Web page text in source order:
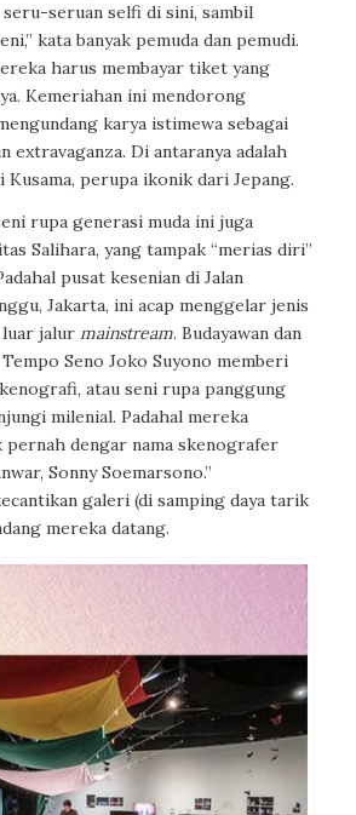
seruan selfi di sini, sambil
kata banyak pemuda dan pemudi.
harus membayar tiket yang
Kemeriahan ini mendorong
karya istimewa sebagai
extravaganza. Di antaranya adalah
Kusama, perupa ikonik dari Jepang.
rupa generasi muda ini juga
Salihara, yang tampak “merias diri”
pusat kesenian di Jalan
Jakarta, ini acap menggelar jenis
jalur mainstream. Budayawan dan
Seno Joko Suyono memberi
atau seni rupa panggung
milenial. Padahal mereka
pernah dengar nama skenografer
Sonny Soemarsono.”
galeri (di samping daya tarik
mereka datang.